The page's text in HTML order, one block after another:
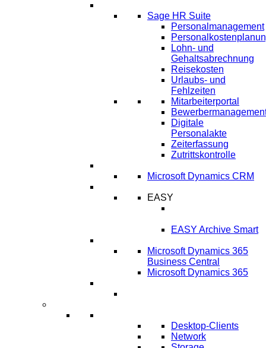
Sage HR Suite
Personalmanagement
Lohn- und
Gehaltsabrechnung
Reisekosten
Urlaubs- und
Fehlzeiten
Mitarbeiterportal
Digitale
Personalakte
Zeiterfassung
Zutrittskontrolle
Microsoft Dynamics CRM
EASY
EASY Archive Smart
Microsoft Dynamics 365
Business Central
Microsoft Dynamics 365
Desktop-Clients
Network